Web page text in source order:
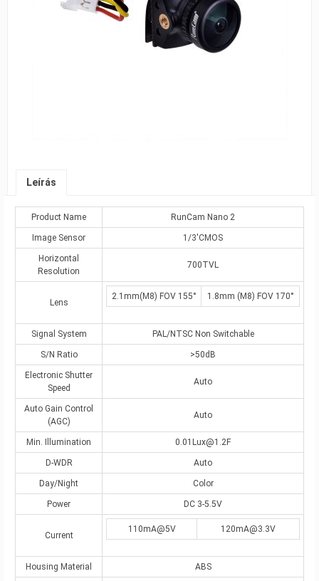
Leírás
Product Name RunCam Nano 2
Image Sensor 1/3′CMOS
Horizontal
Resolution
700TVL
Lens
2.1mm(M8) FOV 155° 1.8mm (M8) FOV 170°
Signal System PAL/NTSC Non Switchable
S/N Ratio >50dB
Electronic Shutter
Speed
Auto
Auto Gain Control
(AGC)
Auto
Min. Illumination 0.01Lux@1.2F
D-WDR Auto
Day/Night Color
Power DC 3-5.5V
Current
110mA@5V 120mA@3.3V
Housing Material ABS